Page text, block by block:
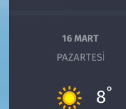
16 MART
PAZARTESI
8°